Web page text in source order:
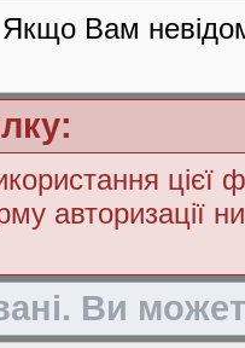
Вам
цієї
авторизації
Ви